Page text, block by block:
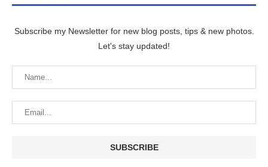
Subscribe my Newsletter for new blog posts, tips & new photos.
Let's stay updated!